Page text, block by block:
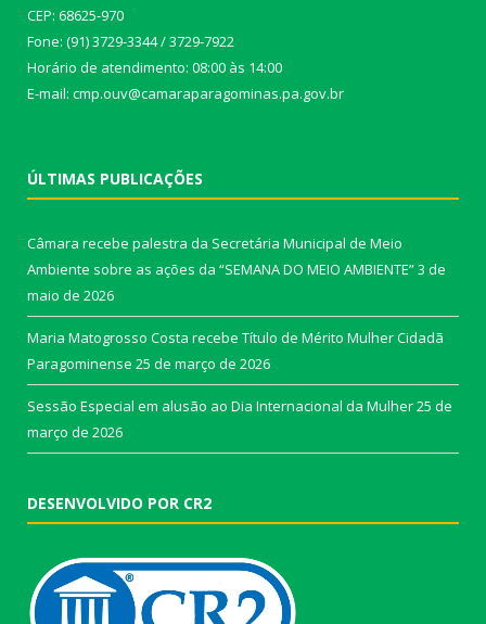
CEP: 68625-970
Fone: (91) 3729-3344 / 3729-7922
Horário de atendimento: 08:00 às 14:00
E-mail: cmp.ouv@camaraparagominas.pa.gov.br
ÚLTIMAS PUBLICAÇÕES
Câmara recebe palestra da Secretária Municipal de Meio
Ambiente sobre as ações da “SEMANA DO MEIO AMBIENTE”3 de
maio de 2026
Maria Matogrosso Costa recebe Título de Mérito Mulher Cidadã
Paragominense 25 de março de 2026
Sessão Especial em alusão ao Dia Internacional da Mulher25 de
março de 2026
DESENVOLVIDO POR CR2